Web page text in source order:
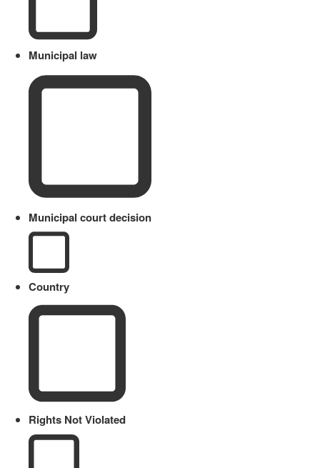
Municipal law
Municipal court decision
Country
Rights Not Violated